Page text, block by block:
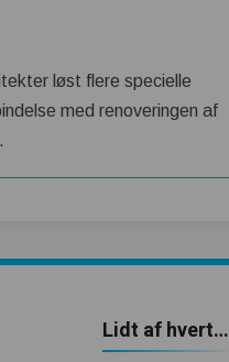
løst flere specielle
med renoveringen af
Lidt af hvert…